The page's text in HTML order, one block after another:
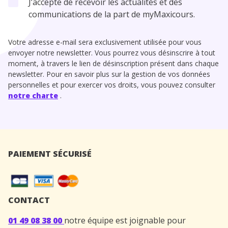
communications de la part de myMaxicours.
Votre adresse e-mail sera exclusivement utilisée pour vous
envoyer notre newsletter. Vous pourrez vous désinscrire à tout
moment, à travers le lien de désinscription présent dans chaque
newsletter. Pour en savoir plus sur la gestion de vos données
personnelles et pour exercer vos droits, vous pouvez consulter
notre charte .
PAIEMENT SÉCURISÉ
CONTACT
01 49 08 38 00 notre équipe est joignable pour